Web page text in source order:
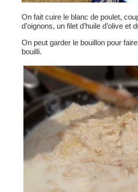
On fait cuire le blanc de poulet,
d’oignons, un filet d’huile d’olive
On peut garder le bouillon pour
bouilli.